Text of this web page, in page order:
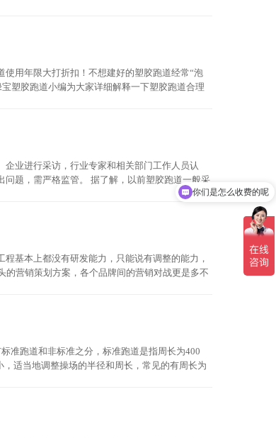
用年限大打折扣！不想建好的塑胶跑道经常“泡
塑胶跑道小编为大家详细解释一下塑胶跑道合理
业进行采访，行业专家和相关部门工作人员认
题，需严格监管。 据了解，以前塑胶跑道一般采
****I(甲苯二异氰酸酯)含量进行了规定。深圳市建
基本上都没有研发能力，只能说有调整的能力，
营销策划方案，各个品牌间的营销对战更是多不
准跑道和非标准之分，标准跑道是指周长为400
适当地调整操场的半径和周长，常见的有周长为
你们是怎么收费的呢
现在有优惠活动吗